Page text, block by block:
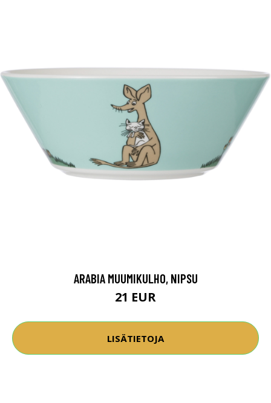
ARABIA MUUMIKULHO, NIPSU
21 EUR
LISÄTIETOJA